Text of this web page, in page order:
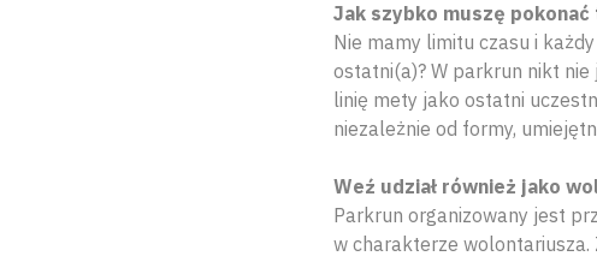
Jak szybko muszę pokonać
Nie mamy limitu czasu i
ostatni(a)? W parkrun nikt
linię mety jako ostatni
niezależnie od formy,
Weź udział również jako
Parkrun organizowany jest
w charakterze wolontariusza.